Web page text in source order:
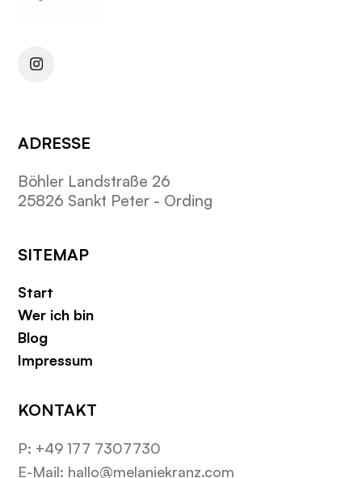
ADRESSE
Böhler Landstraße 26
25826 Sankt Peter - Ording
SITEMAP
Start
Wer ich bin
Blog
Impressum
KONTAKT
P: +49 177 7307730
E-Mail: hallo@melaniekranz.com